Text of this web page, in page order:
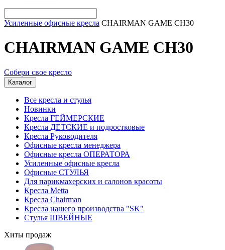
Усиленные офисные кресла CHAIRMAN GAME CH30
CHAIRMAN GAME CH30
Собери свое кресло
Каталог
Все кресла и стулья
Новинки
Кресла ГЕЙМЕРСКИЕ
Кресла ДЕТСКИЕ и подростковые
Кресла Руководителя
Офисные кресла менеджера
Офисные кресла ОПЕРАТОРА
Усиленные офисные кресла
Офисные СТУЛЬЯ
Для парикмахерских и салонов красоты
Кресла Metta
Кресла Chairman
Кресла нашего производства "SK"
Стулья ШВЕЙНЫЕ
Хиты продаж